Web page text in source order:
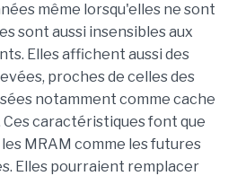
même lorsqu'elles ne sont
sont aussi insensibles aux
Elles affichent aussi des
proches de celles des
notamment comme cache
caractéristiques font que
MRAM comme les futures
Elles pourraient remplacer